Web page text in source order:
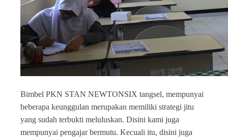
Bimbel PKN STAN NEWTONSIX tangsel, mempunyai
beberapa keunggulan merupakan memiliki strategi jitu
yang sudah terbukti meluluskan. Disini kami juga
mempunyai pengajar bermutu. Kecuali itu, disini juga